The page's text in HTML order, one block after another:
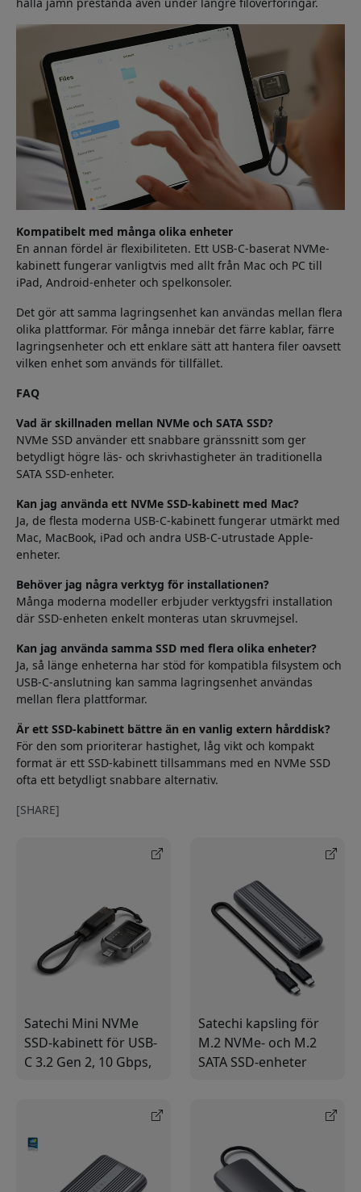
Kompatibelt med många olika enheter
En annan fördel är flexibiliteten. Ett USB-C-baserat NVMe-
kabinett fungerar vanligtvis med allt från Mac och PC till
iPad, Android-enheter och spelkonsoler.
Det gör att samma lagringsenhet kan användas mellan flera
olika plattformar. För många innebär det färre kablar, färre
lagringsenheter och ett enklare sätt att hantera filer oavsett
vilken enhet som används för tillfället.
FAQ
Vad är skillnaden mellan NVMe och SATA SSD?
NVMe SSD använder ett snabbare gränssnitt som ger
betydligt högre läs- och skrivhastigheter än traditionella
SATA SSD-enheter.
Kan jag använda ett NVMe SSD-kabinett med Mac?
Ja, de flesta moderna USB-C-kabinett fungerar utmärkt med
Mac, MacBook, iPad och andra USB-C-utrustade Apple-
enheter.
Behöver jag några verktyg för installationen?
Många moderna modeller erbjuder verktygsfri installation
där SSD-enheten enkelt monteras utan skruvmejsel.
Kan jag använda samma SSD med flera olika enheter?
Ja, så länge enheterna har stöd för kompatibla filsystem och
USB-C-anslutning kan samma lagringsenhet användas
mellan flera plattformar.
Är ett SSD-kabinett bättre än en vanlig extern hårddisk?
För den som prioriterar hastighet, låg vikt och kompakt
format är ett SSD-kabinett tillsammans med en NVMe SSD
ofta ett betydligt snabbare alternativ.
[SHARE]
Satechi Mini NVMe
SSD-kabinett för USB-
C 3.2 Gen 2, 10 Gbps,
Satechi kapsling för
M.2 NVMe- och M.2
SATA SSD-enheter